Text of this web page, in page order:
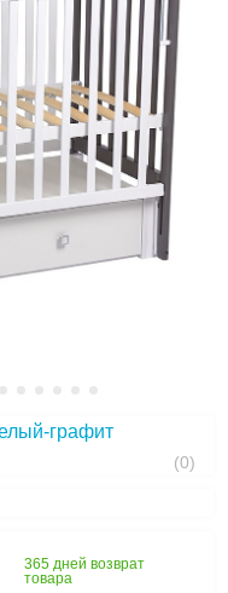
графит
(0)
365 дней возврат
товара